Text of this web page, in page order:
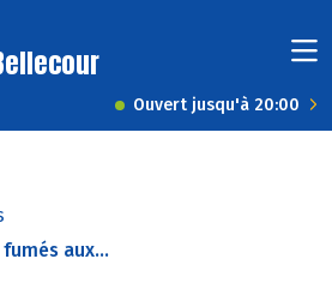
Ouvert jusqu'à 20:00
aux...